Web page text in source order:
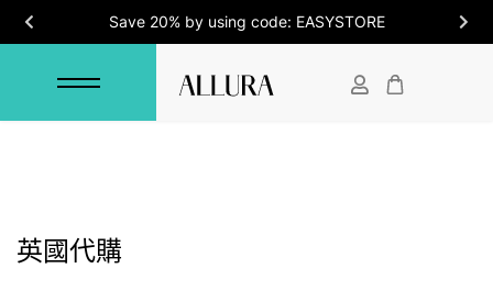
Save 20% by using code: EASYSTORE
英國代購